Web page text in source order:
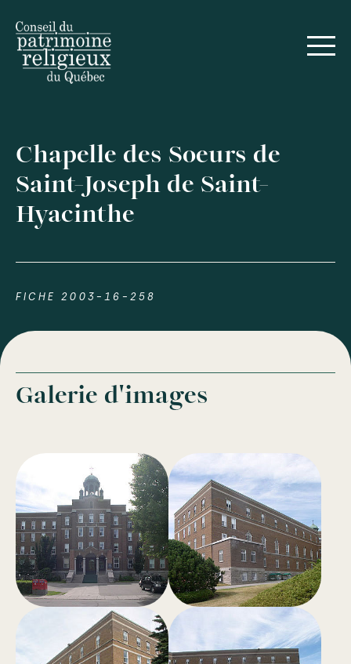
Chapelle des Soeurs de
Saint-Joseph de Saint-
Hyacinthe
FICHE 2003-16-258
Galerie d'images